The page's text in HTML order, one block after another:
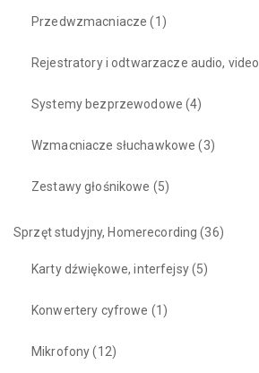
Przedwzmacniacze (1)
Rejestratory i odtwarzacze audio, video
Systemy bezprzewodowe (4)
Wzmacniacze słuchawkowe (3)
Zestawy głośnikowe (5)
Sprzęt studyjny, Homerecording (36)
Karty dźwiękowe, interfejsy(5)
Konwertery cyfrowe (1)
Mikrofony(12)